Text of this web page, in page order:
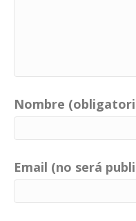
Nombre
Email (no será